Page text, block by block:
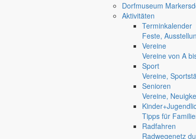
Dorfmuseum
Aktivitäten
Terminkalender
Feste,
Vereine
Vereine von A
Sport
Vereine,
Senioren
Vereine,
Tipps für
Radfahren
Radwegenetz
Öffnungszeiten Rathaus
08:30 – 11:30 Uhr und 14:00 – 18:00 Uhr
08:30 – 11:30 Uhr und 14:00 – 17:00 Uhr
Außerhalb der Öffnungszeiten können Termine vereinbart